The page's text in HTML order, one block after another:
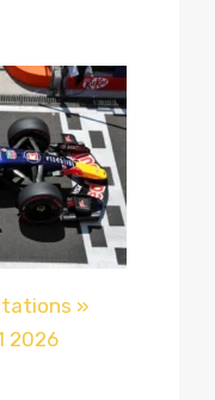
»
2026